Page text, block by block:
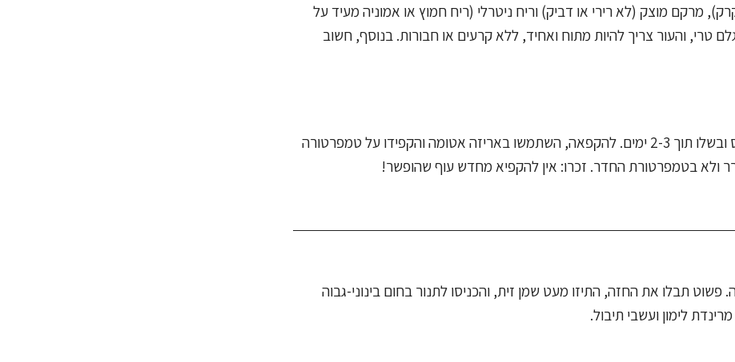
מרקם מוצק (לא רירי או דביק) וריח ניטרלי (ריח חמוץ או אמוניה מעיד על
טרי, והעור צריך להיות מתוח ואחיד, ללא קרעים או חבורות. בנוסף, חשוב
אחסנו עוף טרי במקרר בטמפרטורה של עד 4 מעלות צלזיוס ובשלו תוך 2-3 ימים. להקפאה, השתמשו באריזה אטומה והקפידו על טמפרטורה
תבלו את החזה, התיזו מעט שמן זית, והכניסו לתנור בחום בינוני-גבוה